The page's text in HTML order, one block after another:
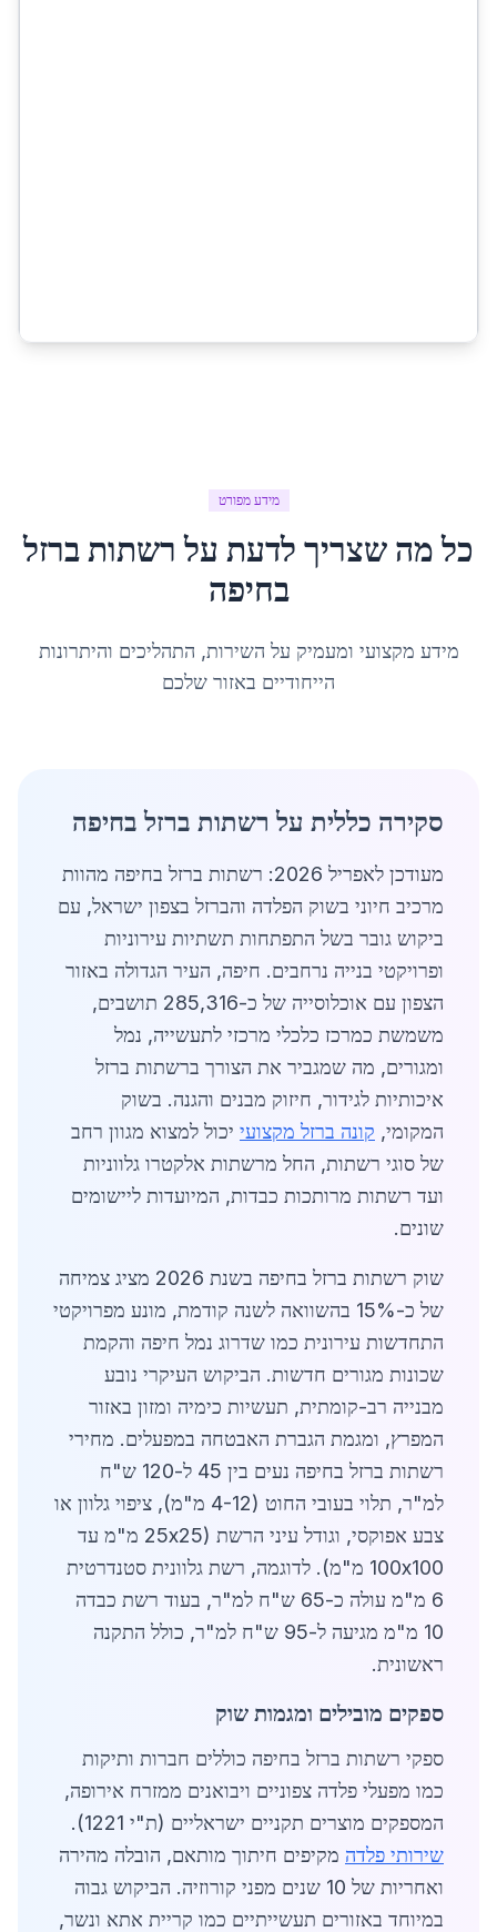
מידע מפורט
כל מה שצריך לדעת על רשתות ברזל
בחיפה
מידע מקצועי ומעמיק על השירות, התהליכים והיתרונות
הייחודיים באזור שלכם
סקירה כללית על רשתות ברזל בחיפה
מעודכן לאפריל 2026: רשתות ברזל בחיפה מהוות
מרכיב חיוני בשוק הפלדה והברזל בצפון ישראל, עם
ביקוש גובר בשל התפתחות תשתיות עירוניות
ופרויקטי בנייה נרחבים. חיפה, העיר הגדולה באזור
הצפון עם אוכלוסייה של כ-285,316 תושבים,
משמשת כמרכז כלכלי מרכזי לתעשייה, נמל
ומגורים, מה שמגביר את הצורך ברשתות ברזל
איכותיות לגידור, חיזוק מבנים והגנה. בשוק
המקומי, קונה ברזל מקצועי יכול למצוא מגוון רחב
של סוגי רשתות, החל מרשתות אלקטרו גלווניות
ועד רשתות מרותכות כבדות, המיועדות ליישומים
שונים.
שוק רשתות ברזל בחיפה בשנת 2026 מציג צמיחה
של כ-15% בהשוואה לשנה קודמת, מונע מפרויקטי
התחדשות עירונית כמו שדרוג נמל חיפה והקמת
שכונות מגורים חדשות. הביקוש העיקרי נובע
מבנייה רב-קומתית, תעשיות כימיה ומזון באזור
המפרץ, ומגמת הגברת האבטחה במפעלים. מחירי
רשתות ברזל בחיפה נעים בין 45 ל-120 ש"ח
למ"ר, תלוי בעובי החוט (4-12 מ"מ), ציפוי גלוון או
צבע אפוקסי, וגודל עיני הרשת (25x25 מ"מ עד
100x100 מ"מ). לדוגמה, רשת גלוונית סטנדרטית
6 מ"מ עולה כ-65 ש"ח למ"ר, בעוד רשת כבדה
10 מ"מ מגיעה ל-95 ש"ח למ"ר, כולל התקנה
ראשונית.
ספקים מובילים ומגמות שוק
ספקי רשתות ברזל בחיפה כוללים חברות ותיקות
כמו מפעלי פלדה צפוניים ויבואנים ממזרח אירופה,
המספקים מוצרים תקניים ישראליים (ת"י 1221).
שירותי פלדה מקיפים חיתוך מותאם, הובלה מהירה
ואחריות של 10 שנים מפני קורוזיה. הביקוש גבוה
במיוחד באזורים תעשייתיים כמו קריית אתא ונשר,